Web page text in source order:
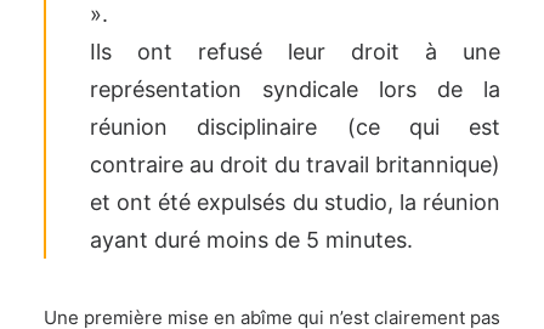
».
Ils ont refusé leur droit à une
représentation syndicale lors de la
réunion disciplinaire (ce qui est
contraire au droit du travail britannique)
et ont été expulsés du studio, la réunion
ayant duré moins de 5 minutes.
Une première mise en abîme qui n’est clairement pas